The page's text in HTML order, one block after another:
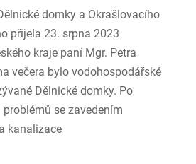
domky a Okrašlovacího
přijela 23. srpna 2023
kraje paní Mgr. Petra
večera bylo vodohospodářské
Dělnické domky. Po
se zavedením
kanalizace